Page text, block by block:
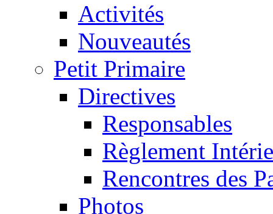
Activités
Nouveautés
Petit Primaire
Directives
Responsables
Règlement
Rencontres des
Photos